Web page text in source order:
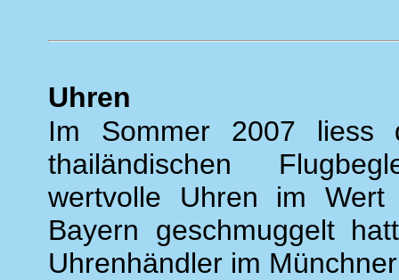
Uhren
Im Sommer 2007 liess
thailändischen
wertvolle Uhren im
Bayern geschmuggelt
Uhrenhändler im